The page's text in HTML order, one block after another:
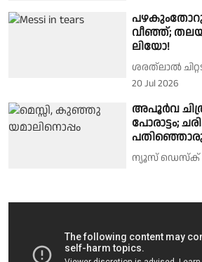
വീഞ്ഞ്;
ലിയോ!
ശരത്‌ലാൽ
20 Jul 2026
അപൂര്‍വ
പോരാട്ടം;
പതിഞ്ഞൊരു
ന്യൂസ് ഡെസ്ക്